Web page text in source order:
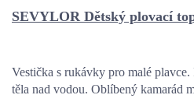
SEVYLOR Dětský plovací
Vestička s rukávky pro malé
těla nad vodou. Oblíbený kamarád